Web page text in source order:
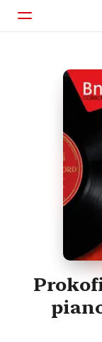
首頁
搜尋